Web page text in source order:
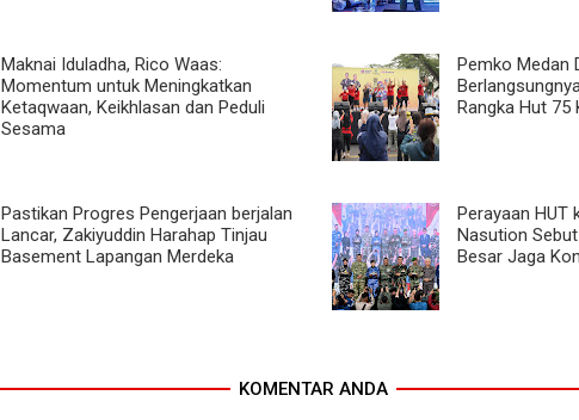
Maknai Iduladha, Rico Waas:
Momentum untuk Meningkatkan
Ketaqwaan, Keikhlasan dan Peduli
Sesama
Pemko Medan
Rangka Hut 75
Pastikan Progres Pengerjaan berjalan
Lancar, Zakiyuddin Harahap Tinjau
Basement Lapangan Merdeka
Perayaan HUT
Nasution
Besar Jaga
KOMENTAR ANDA